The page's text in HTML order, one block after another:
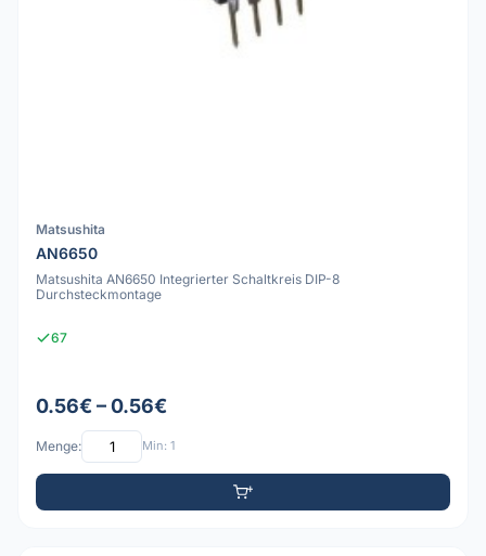
Matsushita
AN6650
Matsushita AN6650 Integrierter Schaltkreis DIP-8
Durchsteckmontage
67
0.56€ – 0.56€
Menge: Min: 1